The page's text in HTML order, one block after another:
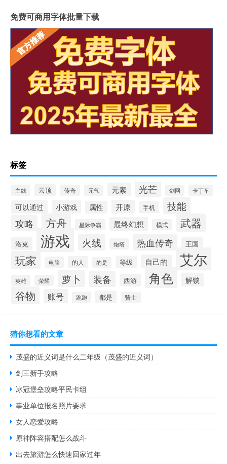
免费可商用字体批量下载
标签
主线 云顶 传奇 元气 元素 光芒 剑网 卡丁车
可以通过 小游戏 属性 开原 手机 技能
攻略 方舟 星际争霸 最终幻想 模式 武器
洛克 游戏 火线 炮塔 热血传奇 王国
玩家 电脑 的人 的是 等级 自己的 艾尔
英雄 荣耀 萝卜 装备 西游 角色 解锁
谷物 账号 跑跑 都是 骑士
猜你想看的文章
茂盛的近义词是什么二年级（茂盛的近义词）
剑三新手攻略
冰冠堡垒攻略平民卡组
事业单位报名照片要求
女人恋爱攻略
原神阵容搭配怎么战斗
出去旅游怎么快速回家过年